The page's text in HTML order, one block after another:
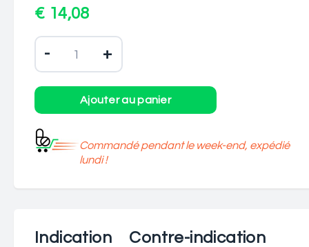
€ 14,08
- +
Commandé pendant le week-end, expédié
lundi !
Indication
Contre-indication